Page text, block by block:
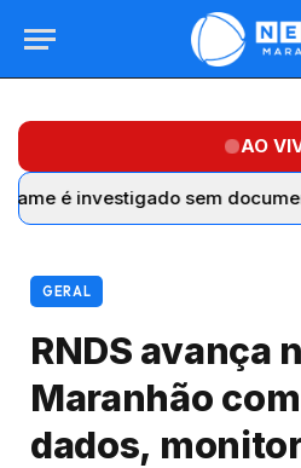
AO
sem documentos
GERAL
RNDS avança
Maranhão
dados,